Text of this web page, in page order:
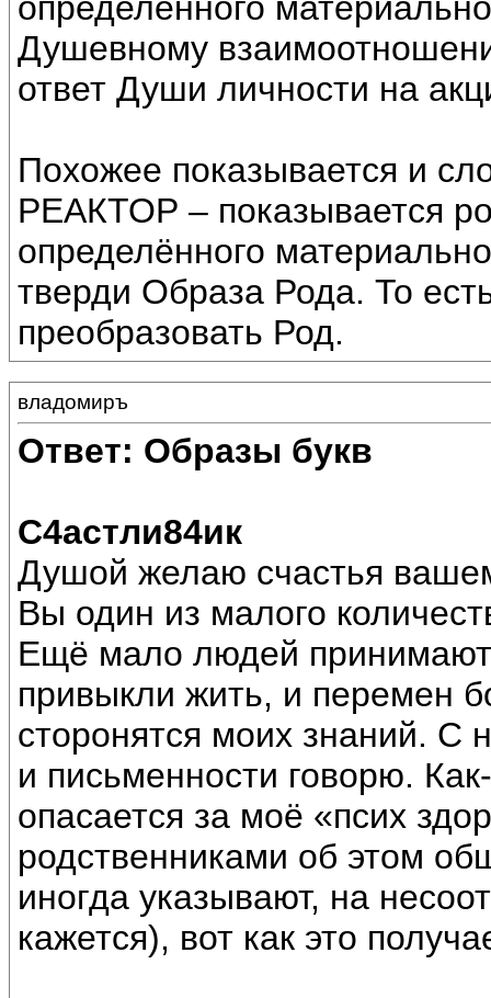
определённого
Душевному
ответ Души личности на
Похожее показывается и
РЕАКТОР – показывается
определённого
тверди Образа Рода. То
преобразовать Род.
владомиръ
Ответ: Образы букв
С4астли84ик
Душой желаю счастья
Вы один из малого
Ещё мало людей
привыкли жить, и перемен
сторонятся моих знаний. С
и письменности говорю.
опасается за моё «псих
родственниками об этом
иногда указывают, на
кажется), вот как это